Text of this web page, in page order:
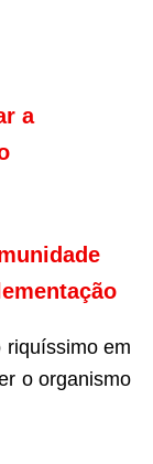
a
riquíssimo em
o organismo